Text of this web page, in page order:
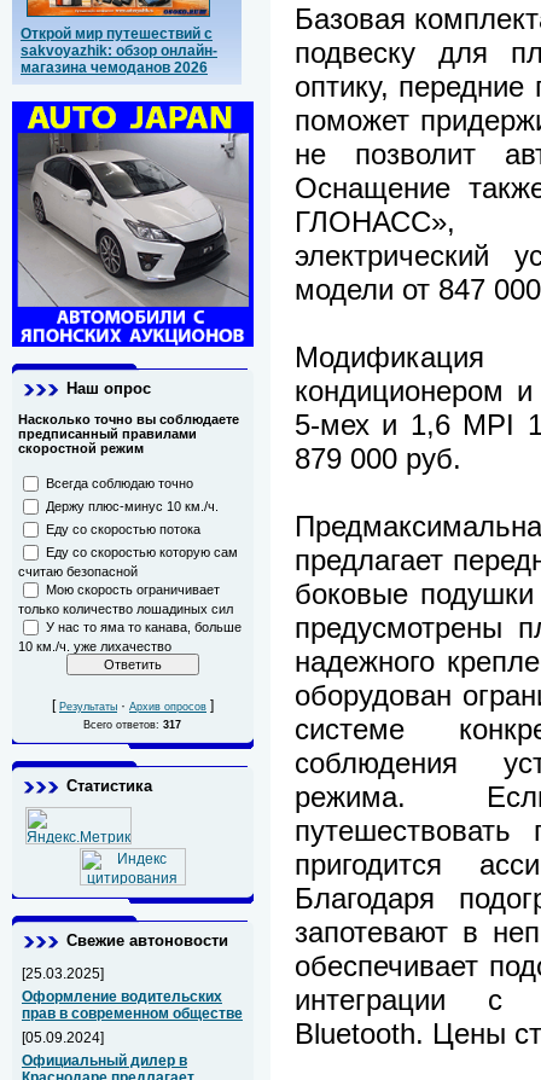
Открой мир путешествий с
sakvoyazhik: обзор онлайн-
магазина чемоданов 2026
Наш опрос
Насколько точно вы соблюдаете
предписанный правилами
скоростной режим
Всегда соблюдаю точно
Держу плюс-минус 10 км./ч.
Еду со скоростью потока
Еду со скоростью которую сам
считаю безопасной
Мою скорость ограничивает
только количество лошадиных сил
У нас то яма то канава, больше
10 км./ч. уже лихачество
[ Результаты · Архив опросов ]
Всего ответов:317
Статистика
Свежие автоновости
[25.03.2025]
Оформление водительских
прав в современном обществе
[05.09.2024]
Официальный дилер в
Базовая
подвеску для
оптику,
поможет
не позволит
Оснащение
ГЛОНАСС»,
электрический
модели от 847
кондиционером
5-мех и 1,6 MPI
879 000 руб.
предлагает
боковые
предусмотрены
надежного
оборудован
системе
соблюдения
режима.
пригодится
Благодаря
запотевают в
обеспечивает
интеграции с
Bluetooth. Цены